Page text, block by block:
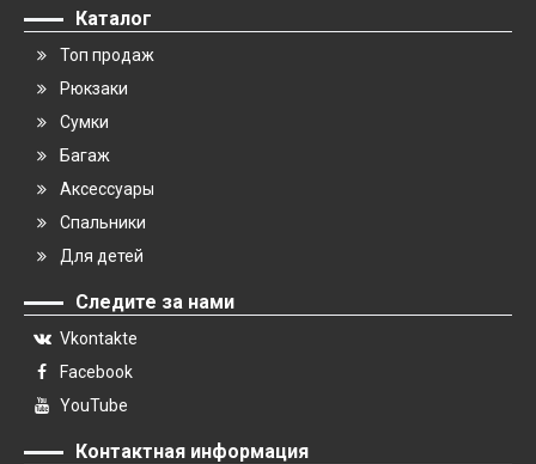
Каталог
Топ продаж
Рюкзаки
Сумки
Багаж
Аксессуары
Спальники
Для детей
Следите за нами
Vkontakte
Facebook
YouTube
Контактная информация